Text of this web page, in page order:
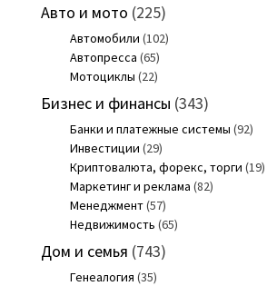
Авто и мото (225)
Автомобили (102)
Автопресса (65)
Мотоциклы (22)
Бизнес и финансы (343)
Банки и платежные системы (92)
Инвестиции (29)
Криптовалюта, форекс, торги (19)
Маркетинг и реклама (82)
Менеджмент(57)
Недвижимость (65)
Дом и семья (743)
Генеалогия (35)